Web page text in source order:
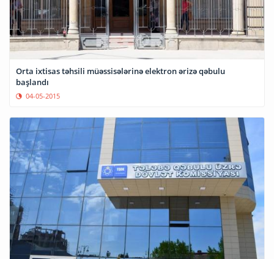
Orta ixtisas təhsili müəssisələrinə elektron ərizə qəbulu
başlandı
04-05-2015